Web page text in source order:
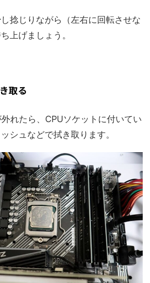
捻じりながら（左右に回転させな
上げましょう。
取る
れたら、CPUソケットに付いてい
シュなどで拭き取ります。